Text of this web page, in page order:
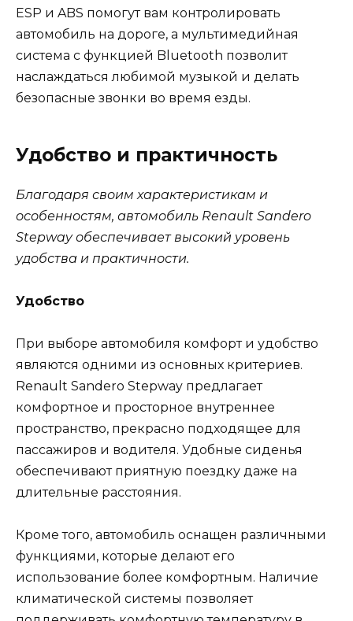
ESP и ABS помогут вам контролировать
автомобиль на дороге, а мультимедийная
система с функцией Bluetooth позволит
наслаждаться любимой музыкой и делать
безопасные звонки во время езды.
Удобство и практичность
Благодаря своим характеристикам и
особенностям, автомобиль Renault Sandero
Stepway обеспечивает высокий уровень
удобства и практичности.
Удобство
При выборе автомобиля комфорт и удобство
являются одними из основных критериев.
Renault Sandero Stepway предлагает
комфортное и просторное внутреннее
пространство, прекрасно подходящее для
пассажиров и водителя. Удобные сиденья
обеспечивают приятную поездку даже на
длительные расстояния.
Кроме того, автомобиль оснащен различными
функциями, которые делают его
использование более комфортным. Наличие
климатической системы позволяет